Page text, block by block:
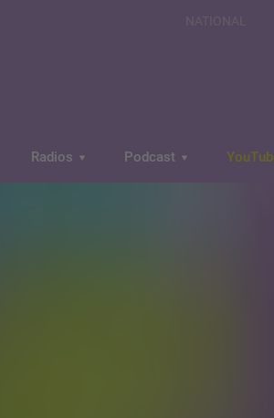
Radios Podcast